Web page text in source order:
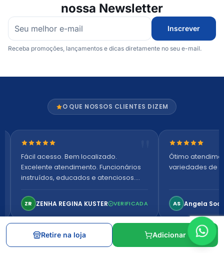
nossa Newsletter
Inscrever
Receba promoções, lançamentos e dicas diretamente no seu e-mail.
O QUE NOSSOS CLIENTES DIZEM
Nota 5 de 5 estrelas
Fácil acesso. Bem localizado.
Excelente atendimento. Funcionários
instruídos, educados e atenciosos.
confortável. Perfeito!
ZR ZENHA REGINA KUSTER VERIFICADA
Nota 5 de 5
Ótimo
variedades de
AS Angela
Retire na loja Adicionar